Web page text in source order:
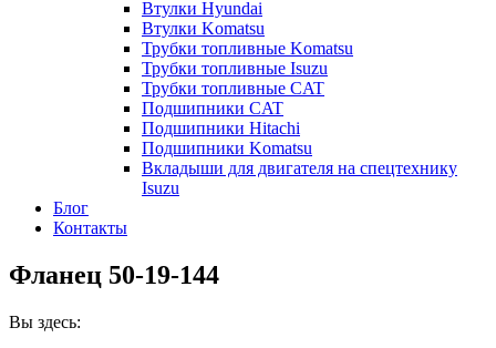
Втулки Hyundai
Втулки Komatsu
Трубки топливные Komatsu
Трубки топливные Isuzu
Трубки топливные CAT
Подшипники CAT
Подшипники Hitachi
Подшипники Komatsu
Вкладыши для двигателя на спецтехнику
Isuzu
Блог
Контакты
Фланец 50-19-144
Вы здесь: